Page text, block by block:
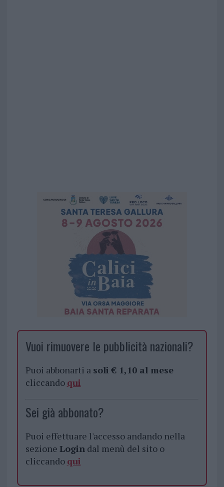
Vuoi rimuovere le pubblicità nazionali?
Puoi abbonarti a soli € 1,10 al mese
cliccando qui
Sei già abbonato?
Puoi effettuare l'accesso andando nella
sezione Logindal menù del sito o
cliccando qui